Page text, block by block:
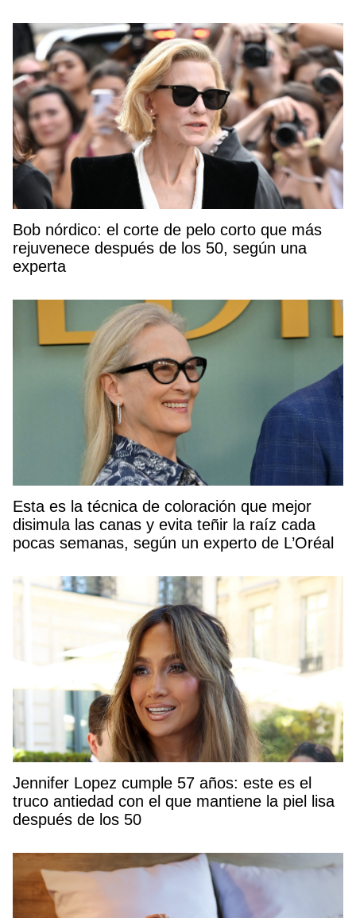
Bob nórdico: el corte de pelo corto que más
rejuvenece después de los 50, según una
experta
Esta es la técnica de coloración que mejor
disimula las canas y evita teñir la raíz cada
pocas semanas, según un experto de L’Oréal
Jennifer Lopez cumple 57 años: este es el
truco antiedad con el que mantiene la piel lisa
después de los 50